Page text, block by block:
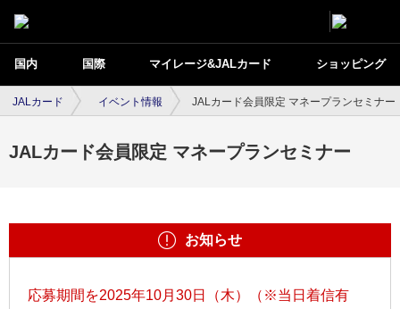
国内 国際 マイレージ&JALカード ショッピング
JALカード イベント情報 JALカード会員限定 マネープランセミナー
JALカード会員限定 マネープランセミナー
お知らせ
応募期間を2025年10月30日（木）（※当日着信有